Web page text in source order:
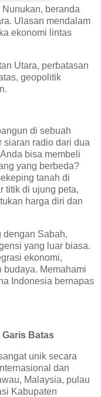
beranda
Ulasan mendalam
ekonomi lintas
Utara, perbatasan
geopolitik
di sebuah
siaran radio dari dua
bisa membeli
yang berbeda?
tanah di
titik di ujung peta,
harga diri dan
dengan Sabah,
yang luar biasa.
ekonomi,
budaya. Memahami
Indonesia bernapas
Batas
unik secara
dan
Malaysia, pulau
Kabupaten